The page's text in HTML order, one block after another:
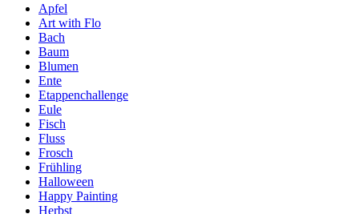
Apfel
Art with Flo
Bach
Baum
Blumen
Ente
Etappenchallenge
Eule
Fisch
Fluss
Frosch
Frühling
Halloween
Happy Painting
Herbst